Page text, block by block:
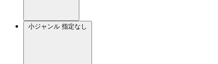
小ジャンル 指定なし